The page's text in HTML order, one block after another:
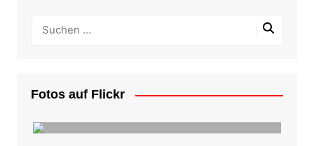
Fotos auf Flickr